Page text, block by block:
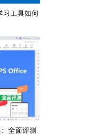
习工具如何
全面评测